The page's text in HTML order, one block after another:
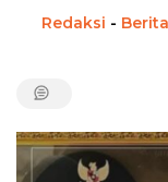
Redaksi -